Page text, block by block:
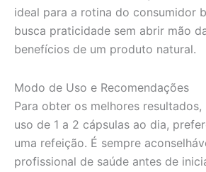
ideal para a rotina do consumidor
busca praticidade sem abrir mão
benefícios de um produto natural.
Modo de Uso e Recomendações
Para obter os melhores
uso de 1 a 2 cápsulas ao dia,
uma refeição. É sempre
profissional de saúde antes de